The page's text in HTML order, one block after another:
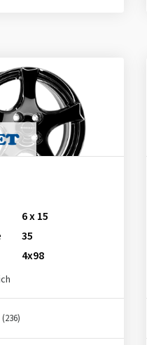
6 x 15
35
4x98
(236)